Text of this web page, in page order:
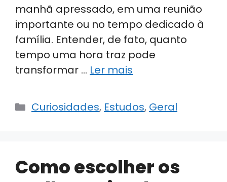
manhã apressado, em uma reunião
importante ou no tempo dedicado à
família. Entender, de fato, quanto
tempo uma hora traz pode
transformar … Ler mais
Categorias
Curiosidades, Estudos, Geral
Como escolher os